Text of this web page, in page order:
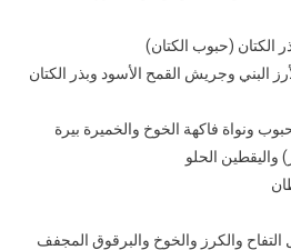
الكتان (حبوب الكتان)
البني وجريش القمح الأسود وبذر الكتان
ونواة فاكهة الخوخ والخميرة بيرة
واليقطين الحلو
والكرز والخوخ والبرقوق المجفف